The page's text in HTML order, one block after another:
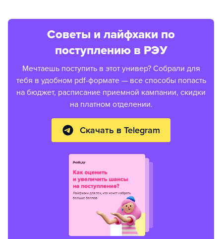
Советы и лайфхаки по
поступлению в РЭУ
Мечтаешь поступить в этот универ? Собрали для
тебя в удобном pdf-формате — все способы попасть
на бюджет, расписание приемной кампании, скидки
на платном отделении.
Скачать в Telegram